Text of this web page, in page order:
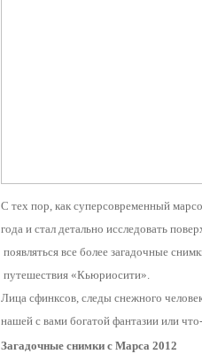
С тех пор, как суперсовременный
года и стал детально исследовать
появляться все более загадочные
путешествия «Кьюриосити».
Лица сфинксов, следы снежного
нашей с вами богатой фантазии или
Загадочные снимки с Марса 2012